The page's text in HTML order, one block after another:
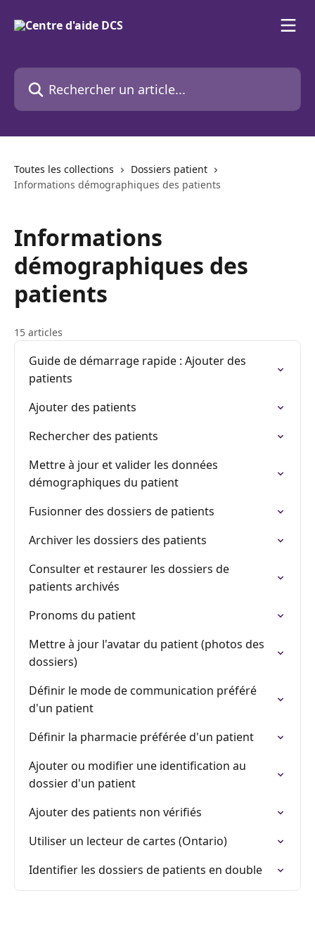
Rechercher un article...
Toutes les collections
Dossiers patient
Informations démographiques des patients
Informations
démographiques des
patients
15 articles
Guide de démarrage rapide : Ajouter des
patients
Ajouter des patients
Rechercher des patients
Mettre à jour et valider les données
démographiques du patient
Fusionner des dossiers de patients
Archiver les dossiers des patients
Consulter et restaurer les dossiers de
patients archivés
Pronoms du patient
Mettre à jour l'avatar du patient (photos des
dossiers)
Définir le mode de communication préféré
d'un patient
Définir la pharmacie préférée d'un patient
Ajouter ou modifier une identification au
dossier d'un patient
Ajouter des patients non vérifiés
Utiliser un lecteur de cartes (Ontario)
Identifier les dossiers de patients en double